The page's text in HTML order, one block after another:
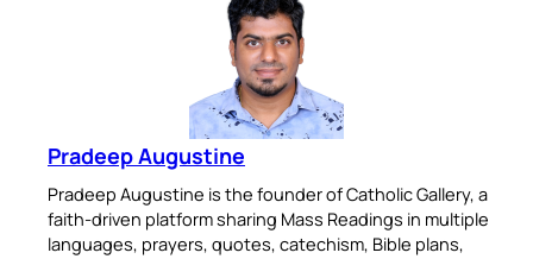
Pradeep Augustine
Pradeep Augustine is the founder of Catholic Gallery, a
faith-driven platform sharing Mass Readings in multiple
languages, prayers, quotes, catechism, Bible plans,